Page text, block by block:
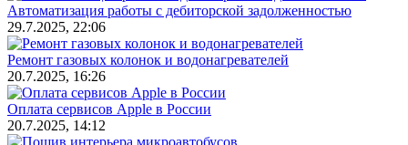
Автоматизация работы с дебиторской задолженностью
29.7.2025, 22:06
Ремонт газовых колонок и водонагревателей
20.7.2025, 16:26
Оплата сервисов Apple в России
20.7.2025, 14:12